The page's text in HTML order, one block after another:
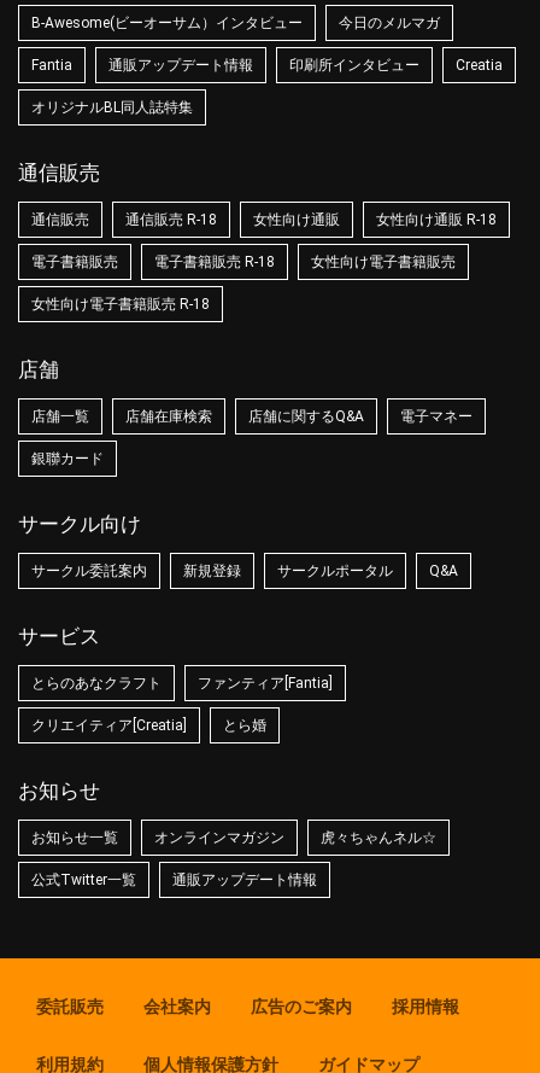
B-Awesome(ビーオーサム）インタビュー 今日のメルマガ
Fantia 通販アップデート情報 印刷所インタビュー Creatia
オリジナルBL同人誌特集
通信販売
通信販売 通信販売 R-18 女性向け通販 女性向け通販 R-18
電子書籍販売 電子書籍販売 R-18 女性向け電子書籍販売
女性向け電子書籍販売 R-18
店舗
店舗一覧 店舗在庫検索 店舗に関するQ&A 電子マネー
銀聯カード
サークル向け
サークル委託案内 新規登録 サークルポータル Q&A
サービス
とらのあなクラフト ファンティア[Fantia]
クリエイティア[Creatia] とら婚
お知らせ
お知らせ一覧 オンラインマガジン 虎々ちゃんネル☆
公式Twitter一覧 通販アップデート情報
委託販売 会社案内 広告のご案内 採用情報
利用規約 個人情報保護方針 ガイドマップ